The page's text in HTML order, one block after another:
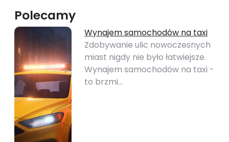
Polecamy
Wynajem samochodów na taxi
Zdobywanie ulic nowoczesnych
miast nigdy nie było łatwiejsze.
Wynajem samochodów na taxi -
to brzmi…